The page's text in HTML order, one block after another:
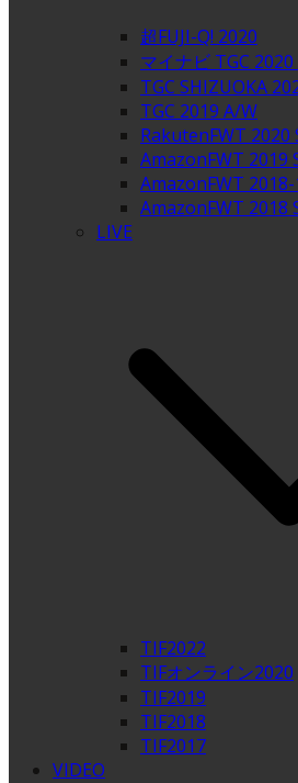
超FUJI-Q! 2020
マイナビ TGC 2020
TGC SHIZUOKA
TGC 2019 A/W
RakutenFWT 2020
AmazonFWT 2019
AmazonFWT
AmazonFWT 2018
LIVE
TIF2022
TIFオンライン2020
TIF2019
TIF2018
TIF2017
VIDEO